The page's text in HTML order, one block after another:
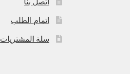
اتمام الطلب
سلة المشتريات